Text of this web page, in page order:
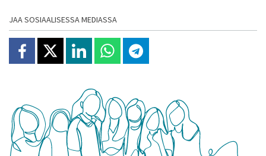
JAA SOSIAALISESSA MEDIASSA
Jaa Facebookissa
Jaa X:ssäJaa Linkedinissä
Jaa Whatsappissa
Jaa Telegramissa